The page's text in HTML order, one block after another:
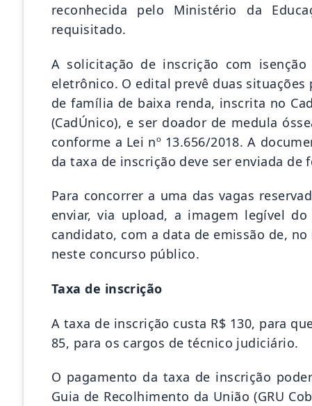
reconhecida pelo Ministério da
requisitado.
A solicitação de inscrição com
eletrônico. O edital prevê duas
de família de baixa renda, inscrita no
(CadÚnico), e ser doador de medula
conforme a Lei nº 13.656/2018. A
da taxa de inscrição deve ser enviada
Para concorrer a uma das vagas
enviar, via upload, a imagem legível
candidato, com a data de emissão de,
neste concurso público.
Taxa de inscrição
A taxa de inscrição custa R$ 130, para
85, para os cargos de técnico judiciário.
O pagamento da taxa de inscrição
Guia de Recolhimento da União (GRU